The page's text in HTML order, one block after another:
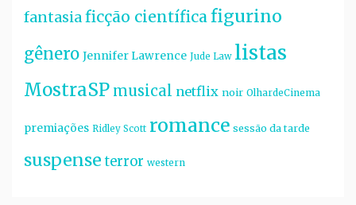
fantasiaficção científicafigurino
gênero Jennifer Lawrence Jude Law listas
MostraSP musical netflix noir OlhardeCinema
premiações Ridley Scott romance sessão da tarde
suspense terror western